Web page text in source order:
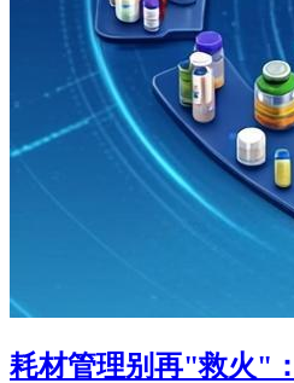
耗材管理别再"救火"